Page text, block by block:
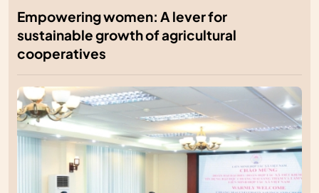
Empowering women: A lever for
sustainable growth of agricultural
cooperatives